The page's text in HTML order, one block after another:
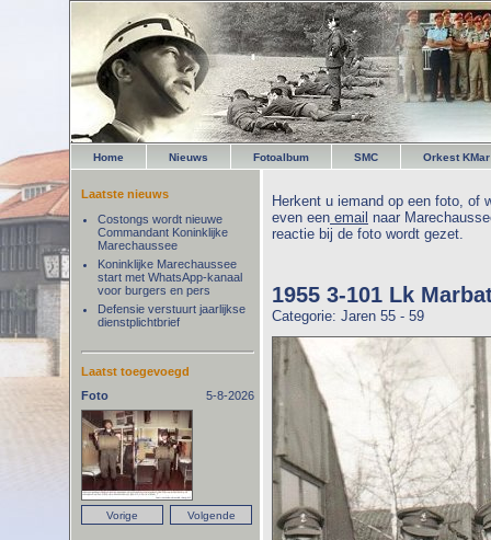
Home Nieuws Fotoalbum SMC Orkest KMar
Herkent u iemand op een foto, of
even een email naar
reactie bij de foto wordt gezet.
1955 3-101 Lk
Categorie: Jaren 55 - 59
Laatste nieuws
Costongs wordt nieuwe
Commandant Koninklijke
Marechaussee
Koninklijke Marechaussee
start met WhatsApp-kanaal
voor burgers en pers
Defensie verstuurt jaarlijkse
dienstplichtbrief
Laatst toegevoegd
Foto
5-8-2026